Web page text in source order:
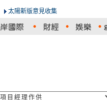
太陽新版意見收集